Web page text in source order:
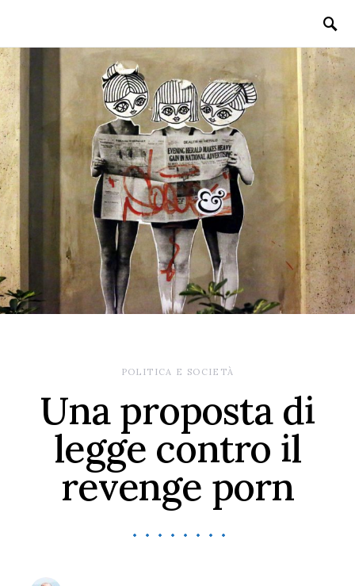
POLITICA E SOCIETÀ
Una proposta di
legge contro il
revenge porn